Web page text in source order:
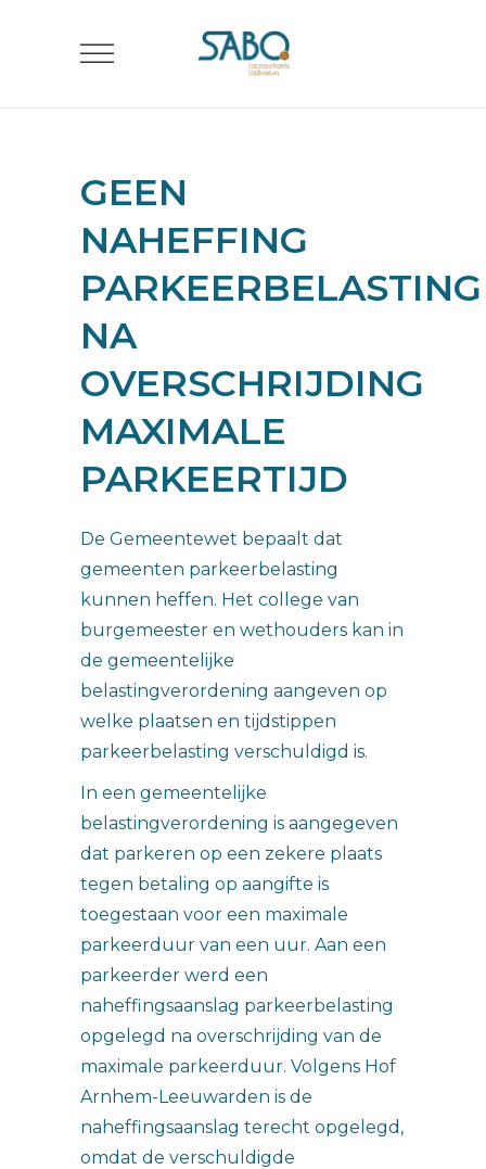
GEEN
NAHEFFING
PARKEERBELASTING
NA
OVERSCHRIJDING
MAXIMALE
PARKEERTIJD
De Gemeentewet bepaalt dat
gemeenten parkeerbelasting
kunnen heffen. Het college van
burgemeester en wethouders kan in
de gemeentelijke
belastingverordening aangeven op
welke plaatsen en tijdstippen
parkeerbelasting verschuldigd is.
In een gemeentelijke
belastingverordening is aangegeven
dat parkeren op een zekere plaats
tegen betaling op aangifte is
toegestaan voor een maximale
parkeerduur van een uur. Aan een
parkeerder werd een
naheffingsaanslag parkeerbelasting
opgelegd na overschrijding van de
maximale parkeerduur. Volgens Hof
Arnhem-Leeuwarden is de
naheffingsaanslag terecht opgelegd,
omdat de verschuldigde